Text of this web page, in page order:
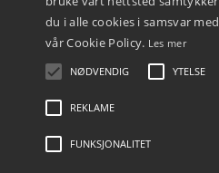
Juridiske merknader
du i alle cookies i samsvar med
vår Cookie Policy. Les mer
NØDVENDIG YTELSE
REKLAME
FUNKSJONALITET